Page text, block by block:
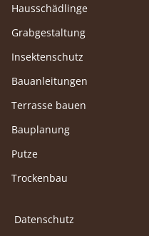
Hausschädlinge
Grabgestaltung
Insektenschutz
Bauanleitungen
Terrasse bauen
Bauplanung
Putze
Trockenbau
Datenschutz